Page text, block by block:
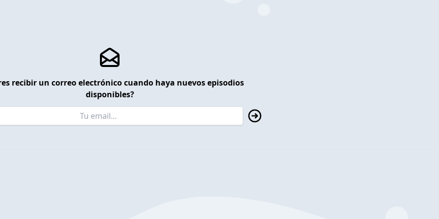
recibir un correo electrónico cuando haya nuevos episodios
disponibles?